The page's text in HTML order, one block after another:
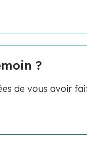
?
de vous avoir